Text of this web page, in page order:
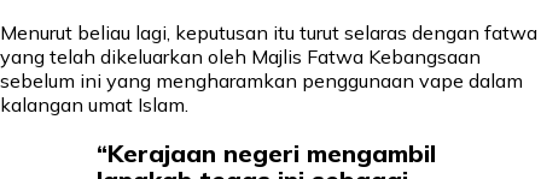
Menurut beliau lagi, keputusan itu turut selaras dengan fatwa
yang telah dikeluarkan oleh Majlis Fatwa Kebangsaan
sebelum ini yang mengharamkan penggunaan vape dalam
kalangan umat Islam.
“Kerajaan negeri mengambil